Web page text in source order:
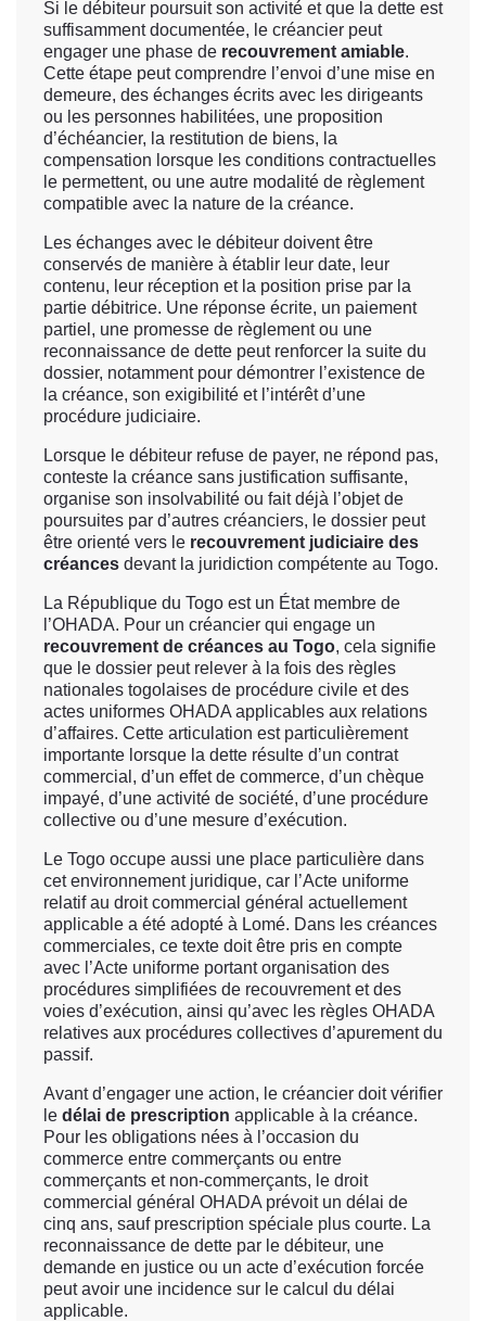
Si le débiteur poursuit son activité et que la dette est
suffisamment documentée, le créancier peut
engager une phase de recouvrement amiable.
Cette étape peut comprendre l’envoi d’une mise en
demeure, des échanges écrits avec les dirigeants
ou les personnes habilitées, une proposition
d’échéancier, la restitution de biens, la
compensation lorsque les conditions contractuelles
le permettent, ou une autre modalité de règlement
compatible avec la nature de la créance.
Les échanges avec le débiteur doivent être
conservés de manière à établir leur date, leur
contenu, leur réception et la position prise par la
partie débitrice. Une réponse écrite, un paiement
partiel, une promesse de règlement ou une
reconnaissance de dette peut renforcer la suite du
dossier, notamment pour démontrer l’existence de
la créance, son exigibilité et l’intérêt d’une
procédure judiciaire.
Lorsque le débiteur refuse de payer, ne répond pas,
conteste la créance sans justification suffisante,
organise son insolvabilité ou fait déjà l’objet de
poursuites par d’autres créanciers, le dossier peut
être orienté vers le recouvrement judiciaire des
créances devant la juridiction compétente au Togo.
La République du Togo est un État membre de
l’OHADA. Pour un créancier qui engage un
recouvrement de créances au Togo, cela signifie
que le dossier peut relever à la fois des règles
nationales togolaises de procédure civile et des
actes uniformes OHADA applicables aux relations
d’affaires. Cette articulation est particulièrement
importante lorsque la dette résulte d’un contrat
commercial, d’un effet de commerce, d’un chèque
impayé, d’une activité de société, d’une procédure
collective ou d’une mesure d’exécution.
Le Togo occupe aussi une place particulière dans
cet environnement juridique, car l’Acte uniforme
relatif au droit commercial général actuellement
applicable a été adopté à Lomé. Dans les créances
commerciales, ce texte doit être pris en compte
avec l’Acte uniforme portant organisation des
procédures simplifiées de recouvrement et des
voies d’exécution, ainsi qu’avec les règles OHADA
relatives aux procédures collectives d’apurement du
passif.
Avant d’engager une action, le créancier doit vérifier
le délai de prescription applicable à la créance.
Pour les obligations nées à l’occasion du
commerce entre commerçants ou entre
commerçants et non-commerçants, le droit
commercial général OHADA prévoit un délai de
cinq ans, sauf prescription spéciale plus courte. La
reconnaissance de dette par le débiteur, une
demande en justice ou un acte d’exécution forcée
peut avoir une incidence sur le calcul du délai
applicable.